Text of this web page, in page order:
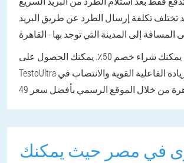
قد تختلف تكلفة إرسال الطرد عن طريق البريد
الآن فقط يمكنك شراء خصم 50٪. يمكنك الحصول على
TestoUltra لتحسين وزيادة الفاعلية القوية والانتصاب في
في مصر حيث يمكنك